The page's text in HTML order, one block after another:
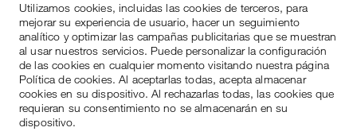
Utilizamos cookies, incluidas las cookies de terceros, para
mejorar su experiencia de usuario, hacer un seguimiento
analítico y optimizar las campañas publicitarias que se muestran
al usar nuestros servicios. Puede personalizar la configuración
de las cookies en cualquier momento visitando nuestra página
Política de cookies. Al aceptarlas todas, acepta almacenar
cookies en su dispositivo. Al rechazarlas todas, las cookies que
requieran su consentimiento no se almacenarán en su
dispositivo.